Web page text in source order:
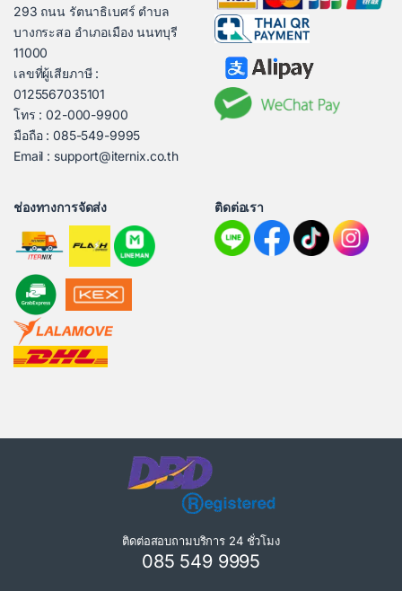
293 ถนน รัตนาธิเบศร์ ตำบล
บางกระสอ อำเภอเมือง นนทบุรี
11000
เลขที่ผู้เสียภาษี :
0125567035101
โทร : 02-000-9900
มือถือ : 085-549-9995
Email : support@iternix.co.th
ช่องทางการจัดส่ง ติดต่อเรา
ติดต่อสอบถามบริการ 24 ชั่วโมง
085 549 9995